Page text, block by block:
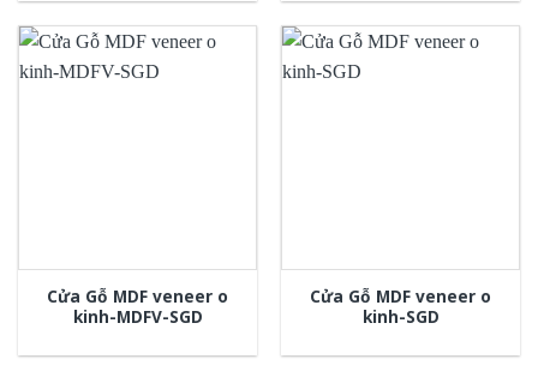
Cửa Gỗ MDF veneer o
kinh-MDFV-SGD
Cửa Gỗ MDF veneer o
kinh-SGD